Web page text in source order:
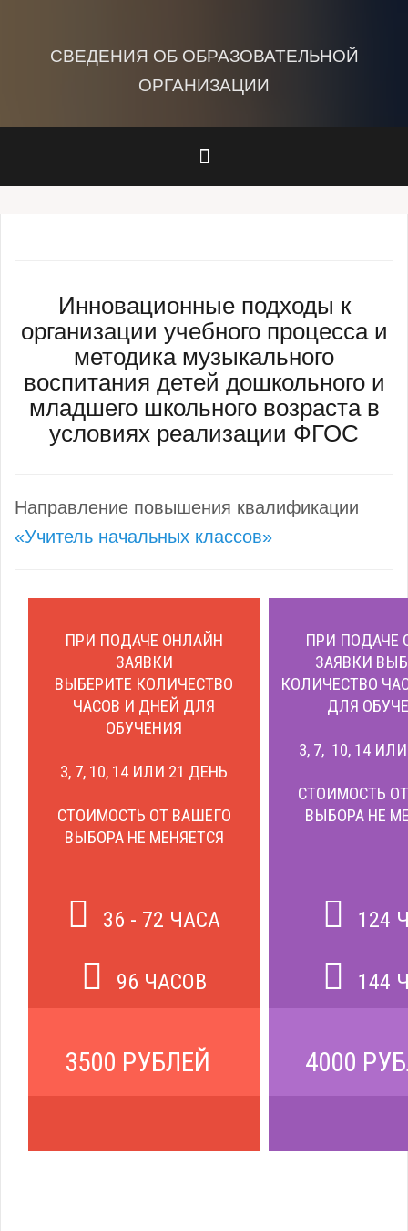
СВЕДЕНИЯ ОБ ОБРАЗОВАТЕЛЬНОЙ
ОРГАНИЗАЦИИ
Инновационные подходы к
организации учебного процесса и
методика музыкального
воспитания детей дошкольного и
младшего школьного возраста в
условиях реализации ФГОС
Направление повышения квалификации
«Учитель начальных классов»
ПРИ ПОДАЧЕ ОНЛАЙН
ЗАЯВКИ
ВЫБЕРИТЕ КОЛИЧЕСТВО
ЧАСОВ И ДНЕЙ ДЛЯ
ОБУЧЕНИЯ
3, 7, 10, 14 ИЛИ 21 ДЕНЬ
СТОИМОСТЬ ОТ ВАШЕГО
ВЫБОРА НЕ МЕНЯЕТСЯ
36 - 72 ЧАСА
96 ЧАСОВ
3500 РУБЛЕЙ
ПРИ ПОДАЧЕ
ЗАЯВКИ
КОЛИЧЕСТВО
ДЛЯ
3, 7, 10, 14
СТОИМОСТЬ
ВЫБОРА НЕ
124
144
4000